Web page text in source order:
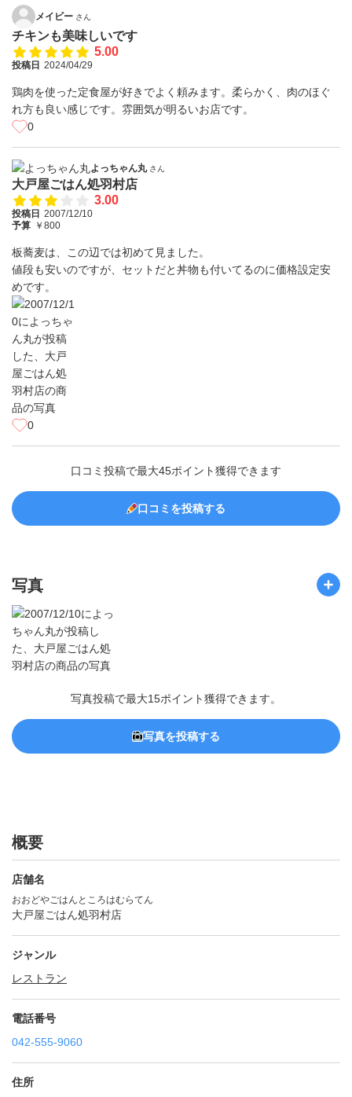
メイビー さん
チキンも美味しいです
5.00
投稿日 2024/04/29
鶏肉を使った定食屋が好きでよく頼みます。柔らかく、肉のほぐ
れ方も良い感じです。雰囲気が明るいお店です。
0
よっちゃん丸 さん
大戸屋ごはん処羽村店
3.00
投稿日 2007/12/10
予算 ￥800
板蕎麦は、この辺では初めて見ました。
値段も安いのですが、セットだと丼物も付いてるのに価格設定安
めです。
0
口コミ投稿で最大45ポイント獲得できます
口コミを投稿する
写真
写真投稿で最大15ポイント獲得できます。
写真を投稿する
概要
店舗名
おおどやごはんところはむらてん
大戸屋ごはん処羽村店
ジャンル
レストラン
電話番号
042-555-9060
住所